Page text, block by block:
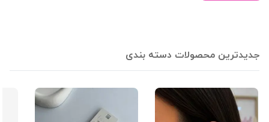
جدیدترین محصولات دسته بندی